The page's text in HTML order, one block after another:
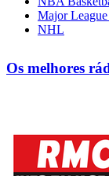
Major
NHL
Os melhores